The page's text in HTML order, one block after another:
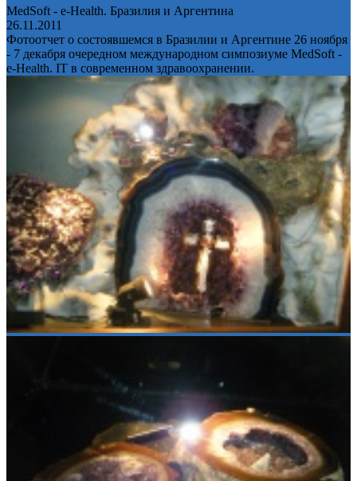
MedSoft - e-Health. Бразилия и Аргентина
26.11.2011
Фотоотчет о состоявшемся в Бразилии и Аргентине 26 ноября
- 7 декабря очередном международном симпозиуме MedSoft -
e-Health. IT в современном здравоохранении.